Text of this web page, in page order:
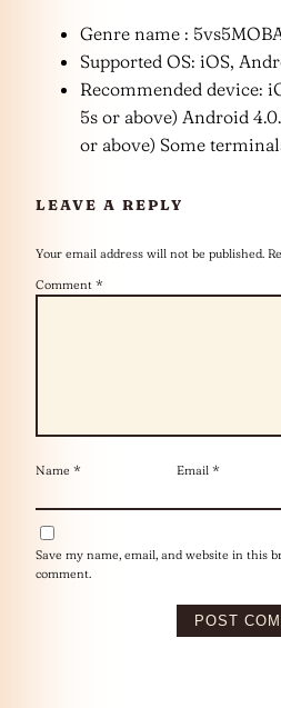
Genre name :
Supported OS: iOS,
Recommended device:
5s or above) Android
or above) Some
LEAVE A REPLY
Your email address will not be published.
Comment *
Name * Email *
Save my name, email, and website in this
comment.